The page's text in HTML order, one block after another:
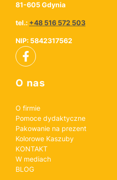
81-605 Gdynia
tel.: +48 516 572 503
NIP: 5842317562
Linki w stopce
O nas
O firmie
Pomoce dydaktyczne
Pakowanie na prezent
Kolorowe Kaszuby
KONTAKT
W mediach
BLOG